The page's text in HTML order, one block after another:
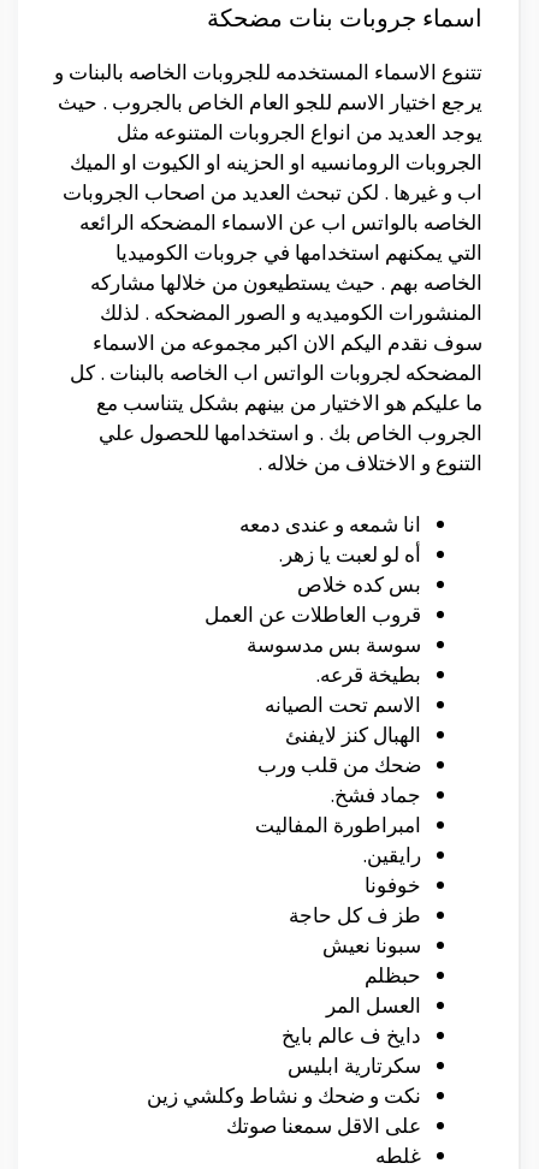
اسماء جروبات بنات مضحكة
تتنوع الاسماء المستخدمه للجروبات الخاصه بالبنات و
يرجع اختيار الاسم للجو العام الخاص بالجروب . حيث
يوجد العديد من انواع الجروبات المتنوعه مثل
الجروبات الرومانسيه او الحزينه او الكيوت او الميك
اب و غيرها . لكن تبحث العديد من اصحاب الجروبات
الخاصه بالواتس اب عن الاسماء المضحكه الرائعه
التي يمكنهم استخدامها في جروبات الكوميديا
الخاصه بهم . حيث يستطيعون من خلالها مشاركه
المنشورات الكوميديه و الصور المضحكه . لذلك
سوف نقدم اليكم الان اكبر مجموعه من الاسماء
المضحكه لجروبات الواتس اب الخاصه بالبنات . كل
ما عليكم هو الاختيار من بينهم بشكل يتناسب مع
الجروب الخاص بك . و استخدامها للحصول علي
التنوع و الاختلاف من خلاله .
انا شمعه و عندى دمعه
أه لو لعبت يا زهر.
بس كده خلاص
قروب العاطلات عن العمل
سوسة بس مدسوسة
بطيخة قرعه.
الاسم تحت الصيانه
الهبال كنز لايفنئ
ضحك من قلب ورب
جماد فشخ.
امبراطورة المفاليت
رايقين.
خوفونا
طز ف كل حاجة
سبونا نعيش
حبظلم
العسل المر
دايخ ف عالم بايخ
سكرتارية ابليس
نكت و ضحك و نشاط وكلشي زين
على الاقل سمعنا صوتك
غلطه